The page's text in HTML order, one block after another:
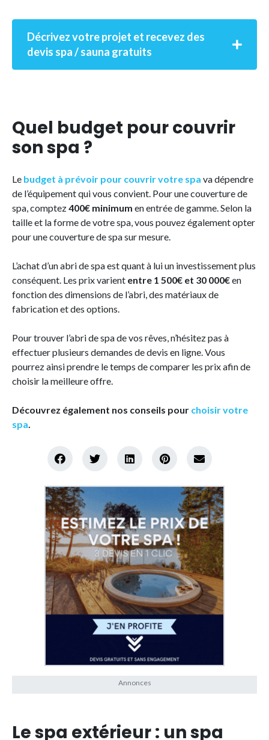
Décrivez votre projet et recevez des
devis spa / sauna gratuits
Quel budget pour couvrir
son spa ?
Le budget à prévoir pour couvrir votre spa va dépendre
de l’équipement qui vous convient. Pour une couverture de
spa, comptez400€ minimum en entrée de gamme. Selon la
taille et la forme de votre spa, vous pouvez également opter
pour une couverture de spa sur mesure.
L’achat d’un abri de spa est quant à lui un investissement plus
conséquent. Les prix varient entre 1 500€ et 30 000€en
fonction des dimensions de l’abri, des matériaux de
fabrication et des options.
Pour trouver l’abri de spa de vos rêves, n’hésitez pas à
effectuer plusieurs demandes de devis en ligne. Vous
pourrez ainsi prendre le temps de comparer les prix afin de
choisir la meilleure offre.
Découvrez également nos conseils pour choisir votre
spa.
Le spa extérieur : un spa